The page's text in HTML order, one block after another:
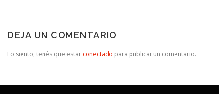
DEJA UN COMENTARIO
Lo siento, tenés que estar conectado para publicar un comentario.